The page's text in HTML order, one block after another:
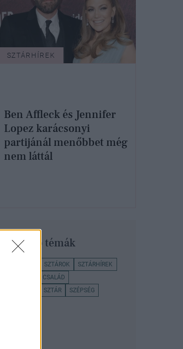
SZTÁRHÍREK
Ben Affleck és Jennifer
Lopez karácsonyi
partijánál menőbbet még
nem láttál
témák
SZTÁROK
SZTÁRHÍREK
BRIT KIRÁLYI CSALÁD
SZTÁR SZÉPSÉG